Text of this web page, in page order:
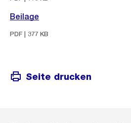
Beilage
PDF | 377 KB
Seite drucken